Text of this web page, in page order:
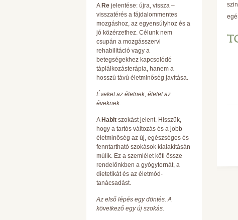
A Re jelentése: újra, vissza –
visszatérés a fájdalommentes
mozgáshoz, az egyensúlyhoz és a
jó közérzethez. Célunk nem
csupán a mozgásszervi
rehabilitáció vagy a
betegségekhez kapcsolódó
táplálkozásterápia, hanem a
hosszú távú életminőség javítása.
Éveket az életnek, életet az
éveknek.
A Habit szokást jelent. Hisszük,
hogy a tartós változás és a jobb
életminőség az új, egészséges és
fenntartható szokások kialakításán
múlik. Ez a szemlélet köti össze
rendelőnkben a gyógytornát, a
dietetikát és az életmód-
tanácsadást.
Az első lépés egy döntés. A
következő egy új szokás.